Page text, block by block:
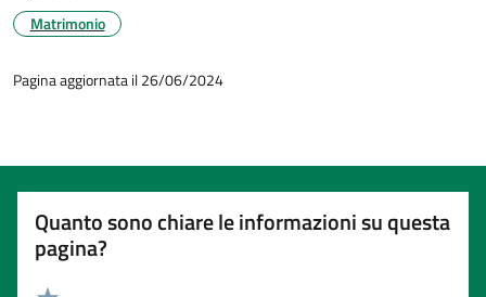
Matrimonio
Pagina aggiornata il 26/06/2024
Quanto sono chiare le informazioni su questa
pagina?